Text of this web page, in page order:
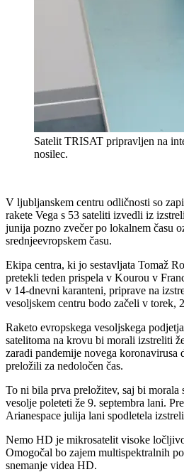
Satelit TRISAT pripravljen na
nosilec.
V ljubljanskem centru odličnosti so
rakete Vega s 53 sateliti izvedli iz
junija pozno zvečer po lokalnem času
srednjeevropskem času.
Ekipa centra, ki jo sestavljata Tomaž
pretekli teden prispela v Kourou v
v 14-dnevni karanteni, priprave na
vesoljskem centru bodo začeli v torek,
Raketo evropskega vesoljskega
satelitoma na krovu bi morali izstreliti
zaradi pandemije novega koronavirusa
preložili za nedoločen čas.
To ni bila prva preložitev, saj bi
vesolje poleteti že 9. septembra lani.
Arianespace julija lani spodletela
Nemo HD je mikrosatelit visoke
Omogočal bo zajem multispektralnih
snemanje videa HD.